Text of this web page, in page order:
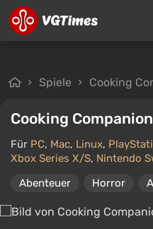
Spiele Cooking
Cooking
Für PC, Mac, Linux,
Xbox Series X/S, Nintendo
Abenteuer
Horror